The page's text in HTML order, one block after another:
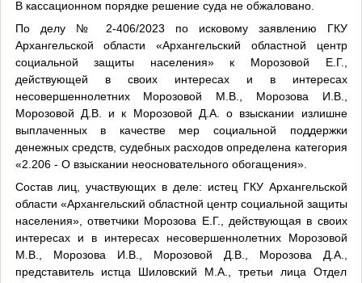
В кассационном порядке решение суда не обжаловано.
По делу № 2-406/2023 по исковому заявлению ГКУ
Архангельской области «Архангельский областной центр
социальной защиты населения» к Морозовой Е.Г.,
действующей в своих интересах и в интересах
несовершеннолетних Морозовой М.В., Морозова И.В.,
Морозовой Д.В. и к Морозовой Д.А. о взыскании излишне
выплаченных в качестве мер социальной поддержки
денежных средств, судебных расходов определена категория
«2.206 - О взыскании неосновательного обогащения».
Состав лиц, участвующих в деле: истец ГКУ Архангельской
области «Архангельский областной центр социальной защиты
населения», ответчики Морозова Е.Г., действующая в своих
интересах и в интересах несовершеннолетних Морозовой
М.В., Морозова И.В., Морозовой Д.В., Морозова Д.А.,
представитель истца Шиловский М.А., третьи лица Отдел